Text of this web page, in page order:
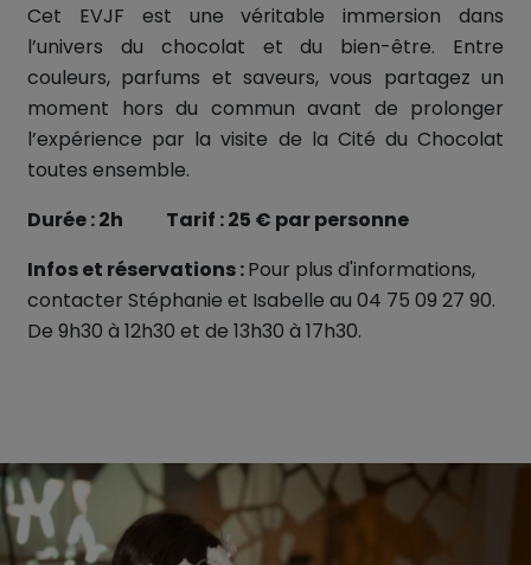
Cet EVJF est une véritable immersion dans
l’univers du chocolat et du bien-être. Entre
couleurs, parfums et saveurs, vous partagez un
moment hors du commun avant de prolonger
l’expérience par la visite de la Cité du Chocolat
toutes ensemble.
Durée : 2h Tarif : 25 € par personne
Infos et réservations :Pour plus d'informations,
contacter Stéphanie et Isabelle au 04 75 09 27 90.
De 9h30 à 12h30 et de 13h30 à 17h30.